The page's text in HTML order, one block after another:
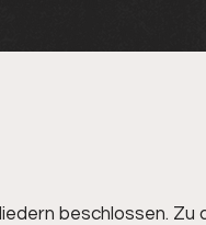
beschlossen. Zu